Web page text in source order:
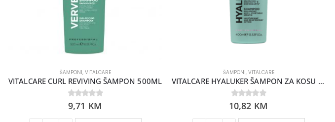
ŠAMPONI, VITALCARE
VITALCARE CURL REVIVING ŠAMPON 500ML
0out of 5
9,71 KM
ŠAMPONI, VITALCARE
VITALCARE HYALUKER ŠAMPON ZA KOSU 400 ML
0out of 5
10,82 KM